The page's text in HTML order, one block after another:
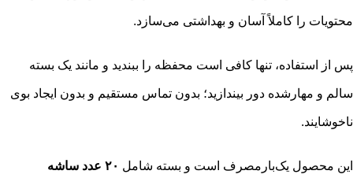
محتویات را کاملاً آسان و بهداشتی می‌سازد.
پس از استفاده، تنها کافی است محفظه را ببندید و مانند یک بسته
سالم و مهار‌شده دور بیندازید؛ بدون تماس مستقیم و بدون ایجاد بوی
ناخوشایند.
این محصول یک‌بارمصرف است و بسته شامل ۲۰ عدد ساشه